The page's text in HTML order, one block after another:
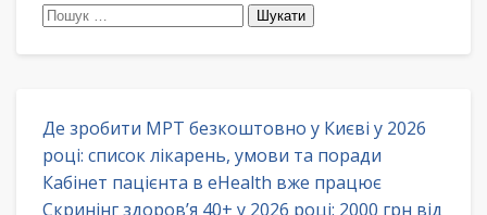
Пошук:
Де зробити МРТ безкоштовно у Києві у 2026
році: список лікарень, умови та поради
Кабінет пацієнта в eHealth вже працює
Скринінг здоров’я 40+ у 2026 році: 2000 грн від